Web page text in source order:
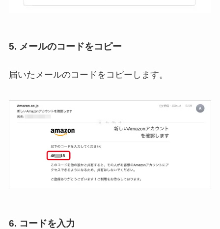
5. メールのコードをコピー
届いたメールのコードをコピーします。
6. コードを入力